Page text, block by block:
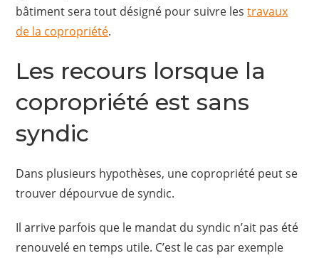
bâtiment sera tout désigné pour suivre lestravaux
de la copropriété.
Les recours lorsque la
copropriété est sans
syndic
Dans plusieurs hypothèses, une copropriété peut se
trouver dépourvue de syndic.
Il arrive parfois que le mandat du syndic n’ait pas été
renouvelé en temps utile. C’est le cas par exemple